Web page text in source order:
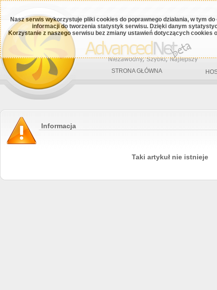
Nasz serwis wykorzystuje pliki cookies do poprawnego działania, w tym
informacji do tworzenia statystyk serwisu. Dzięki danym
Korzystanie z naszego serwisu bez zmiany ustawień dotyczących cookies
STRONA GŁÓWNA
Informacja
Taki artykuł nie istnieje